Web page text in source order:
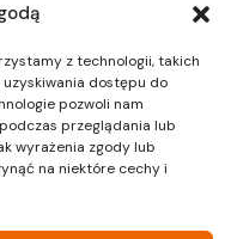
z technologii, takich
dostępu do
pozwoli nam
przeglądania lub
wyrażenia zgody lub
na niektóre cechy i
|Polityka prywatności
www: Proformat